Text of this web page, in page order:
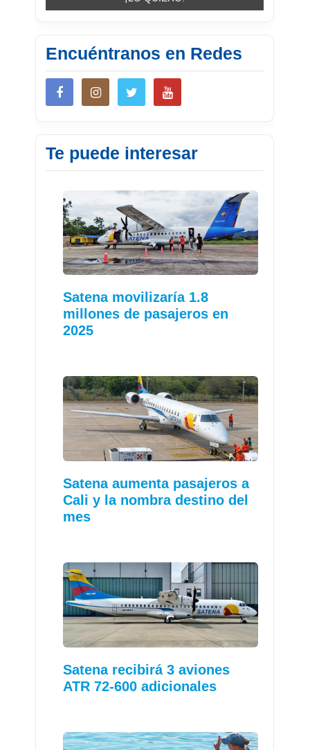
Encuéntranos en Redes
Te puede interesar
Satena movilizaría 1.8
millones de pasajeros en
2025
Satena aumenta pasajeros a
Cali y la nombra destino del
mes
Satena recibirá 3 aviones
ATR 72-600 adicionales